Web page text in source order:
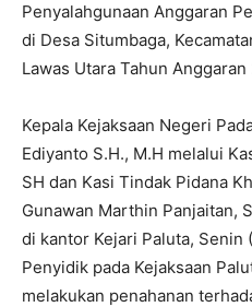
Penyalahgunaan Anggaran
di Desa Situmbaga,
Lawas Utara Tahun
Kepala Kejaksaan Negeri
Ediyanto S.H., M.H melalui
SH dan Kasi Tindak Pidana
Gunawan Marthin Panjaitan,
di kantor Kejari Paluta, Senin
Penyidik pada Kejaksaan
melakukan penahanan